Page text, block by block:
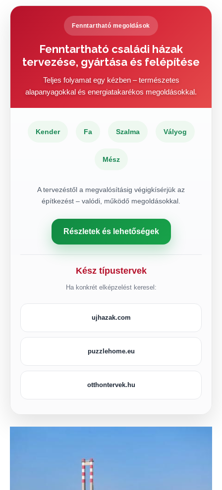
Fenntartható megoldások
Fenntartható családi házak
tervezése, gyártása és felépítése
Teljes folyamat egy kézben – természetes
alapanyagokkal és energiatakarékos megoldásokkal.
Kender Fa Szalma Vályog
Mész
A tervezéstől a megvalósításig végigkísérjük az
építkezést – valódi, működő megoldásokkal.
Részletek és lehetőségek
Kész típustervek
Ha konkrét elképzelést keresel:
ujhazak.com
puzzlehome.eu
otthontervek.hu